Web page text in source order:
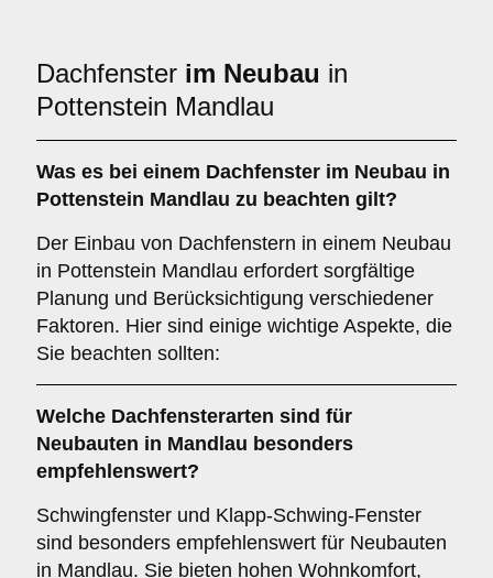
Dachfenster im Neubau in
Pottenstein Mandlau
Was es bei einem Dachfenster im Neubau in
Pottenstein Mandlau zu beachten gilt?
Der Einbau von Dachfenstern in einem Neubau
in Pottenstein Mandlau erfordert sorgfältige
Planung und Berücksichtigung verschiedener
Faktoren. Hier sind einige wichtige Aspekte, die
Sie beachten sollten:
Welche Dachfensterarten sind für
Neubauten in Mandlau besonders
empfehlenswert?
Schwingfenster und Klapp-Schwing-Fenster
sind besonders empfehlenswert für Neubauten
in Mandlau. Sie bieten hohen Wohnkomfort,